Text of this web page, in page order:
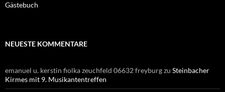
Gästebuch
NEUESTE KOMMENTARE
emanuel u. kerstin fiolka zeuchfeld 06632 freyburgzu Steinbacher
Kirmes mit 9. Musikantentreffen